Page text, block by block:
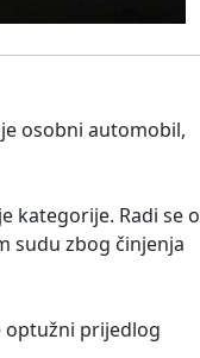
osobni automobil,
kategorije. Radi se o
sudu zbog činjenja
optužni prijedlog